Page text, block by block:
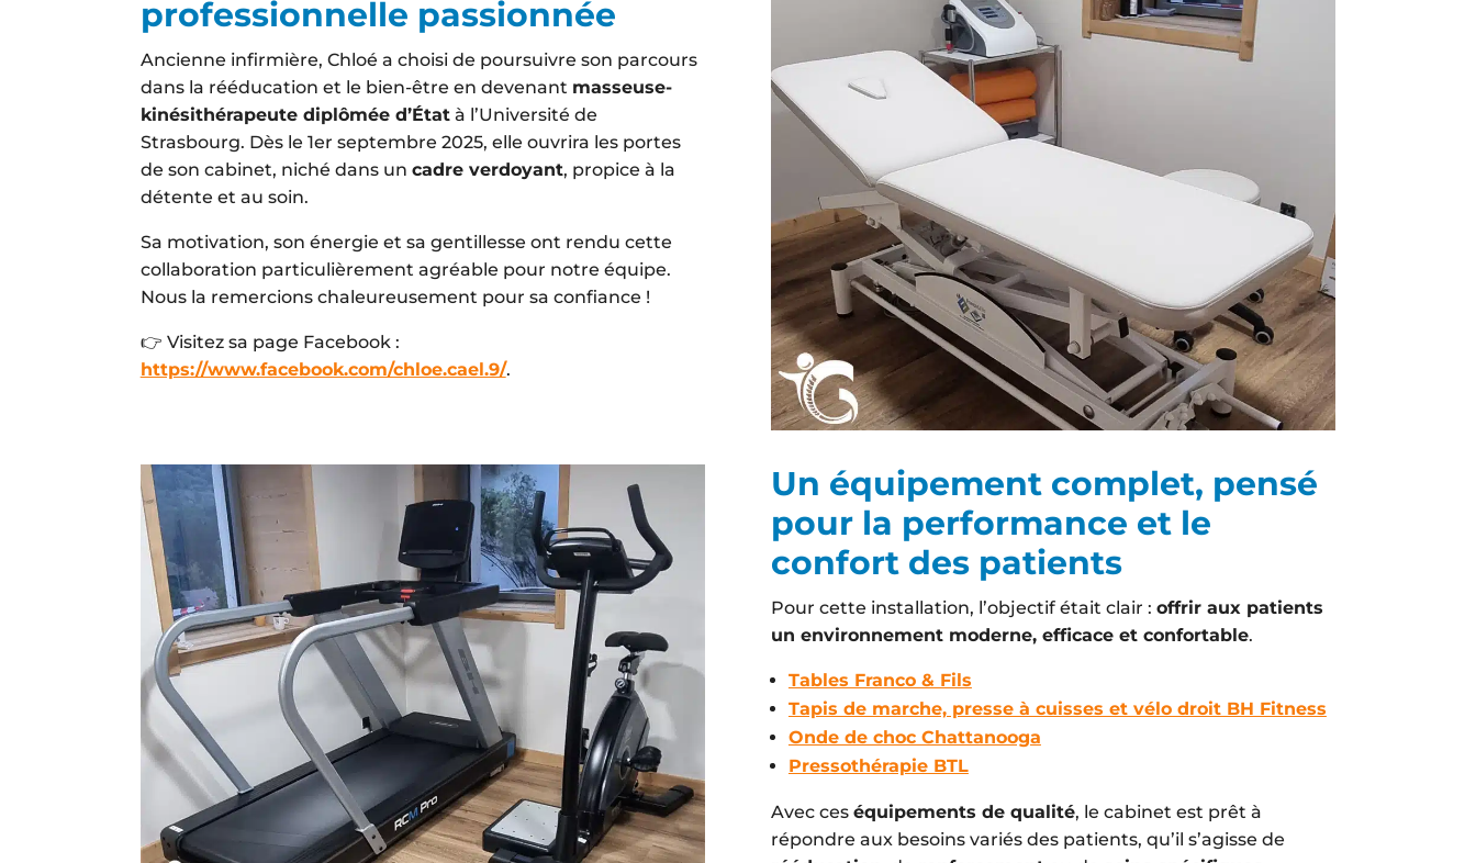
professionnelle passionnée
Ancienne infirmière, Chloé a choisi de poursuivre son parcours
dans la rééducation et le bien-être en devenant masseuse-
kinésithérapeute diplômée d’Étatà l’Université de
Strasbourg. Dès le 1er septembre 2025, elle ouvrira les portes
de son cabinet, niché dans un cadre verdoyant, propice à la
détente et au soin.
Sa motivation, son énergie et sa gentillesse ont rendu cette
collaboration particulièrement agréable pour notre équipe.
Nous la remercions chaleureusement pour sa confiance !
👉 Visitez sa page Facebook :
https://www.facebook.com/chloe.cael.9/.
Un équipement complet, pensé
pour la performance et le
confort des patients
Pour cette installation, l’objectif était clair : offrir aux patients
un environnement moderne, efficace et confortable.
Tables Franco & Fils
Tapis de marche, presse à cuisses et vélo droit BH Fitness
Onde de choc Chattanooga
Pressothérapie BTL
Avec ces équipements de qualité, le cabinet est prêt à
répondre aux besoins variés des patients, qu’il s’agisse de